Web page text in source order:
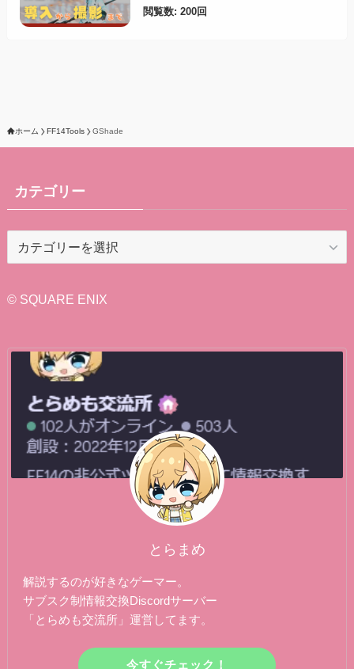
閲覧数: 200回
ホーム FF14Tools GShade
カテゴリー
リ
© SQUARE ENIX
とらまめ
解説するのが好きなゲーマー。
サブスク制情報交換Discordサーバー
「とらめも交流所」運営してます。
今すぐチェック！